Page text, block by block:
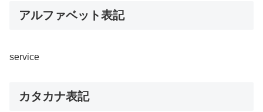
アルファベット表記
service
カタカナ表記